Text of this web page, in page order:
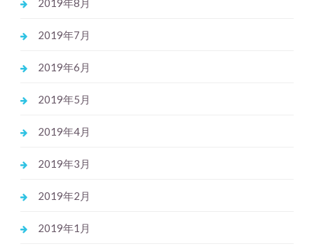
2019年8月
2019年7月
2019年6月
2019年5月
2019年4月
2019年3月
2019年2月
2019年1月